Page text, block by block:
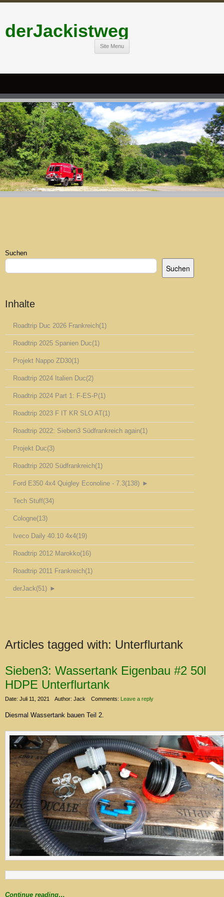
derJackistweg
Site Menu
Suchen
Suchen
Inhalte
Roadtrip Duc 2026 Frankreich(1)
Roadtrip 2025 Spanien Duc(1)
Projekt Nappo ZD30(1)
Roadtrip 2024 Italien Duc(2)
Roadtrip 2024 Part 1: F-ES-P(1)
Roadtrip 2023 F IT KR SLO AT(1)
Roadtrip 2022: Sieben3 Südfrankreich again(1)
Projekt Duc(3)
Roadtrip 2020 Südfrankreich(1)
Ford E350 4x4 Quigley Econoline - 7.3(138) ►
Tech Stuff(34)
Cologne(13)
Iveco Daily 40.10 4x4(19)
Roadtrip 2012 Marokko(16)
Roadtrip 2011 Frankreich(1)
derJack(51) ►
Articles tagged with: Unterflurtank
Sieben3: Wassertank Eigenbau #2 50l
HDPE Unterflurtank
Date: Juli 11, 2021 Author: Jack Comments: Leave a reply
Diesmal Wassertank bauen Teil 2.
Continue reading…